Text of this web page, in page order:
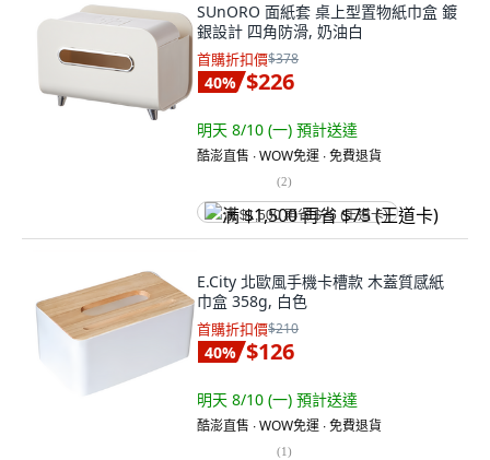
SUnORO 面紙套 桌上型置物紙巾盒 鍍
銀設計 四角防滑, 奶油白
首購折扣價$378
40% $226
明天 8/10 (一) 預計送達
酷澎直售 ∙ WOW免運 ∙ 免費退貨
(2)
满 $1,500 再省 $75 (王道卡)
E.City 北歐風手機卡槽款 木蓋質感紙
巾盒 358g, 白色
首購折扣價$210
40% $126
明天 8/10 (一) 預計送達
酷澎直售 ∙ WOW免運 ∙ 免費退貨
(1)